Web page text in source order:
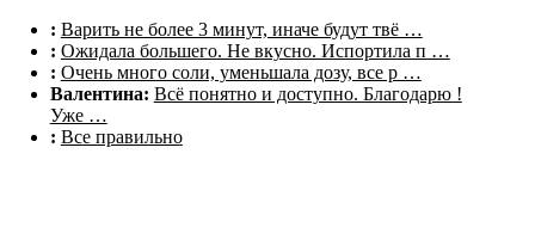
: Варить не более 3 минут, иначе будут твё …
: Ожидала большего. Не вкусно. Испортила п …
: Очень много соли, уменьшала дозу, все р …
Валентина: Всё понятно и доступно. Благодарю !
Уже …
: Все правильно